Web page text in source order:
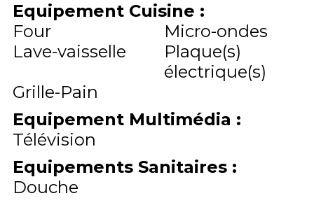
Equipement Cuisine :
Four
Micro-ondes
Lave-vaisselle
Plaque(s)
électrique(s)
Grille-Pain
Equipement Multimédia :
Télévision
Equipements Sanitaires :
Douche